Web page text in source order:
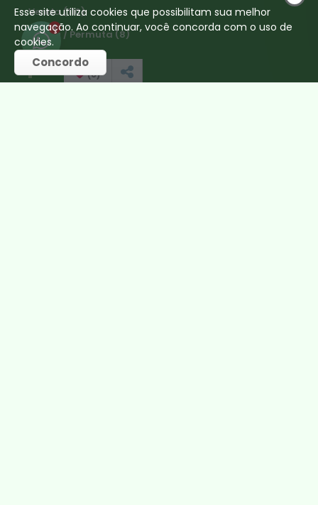
Venda (110)
Venda / Permuta (8)
CONTATO
1
(0)
Esse site utiliza cookies que possibilitam sua melhor
navegação. Ao continuar, você concorda com o uso de
cookies.
Concordo